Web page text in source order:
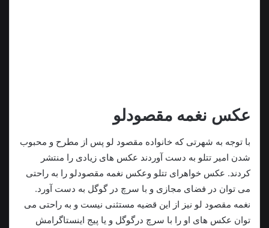
عکس نغمه مقصودلو
با توجه به شهرتی که خانواده مقصود لو پس از مطرح و محبوب
شدن امیر تتلو به دست آوردند عکس های زیادی را منتشر
کردند. عکس خواهرای تتلو وعکس نغمه مقصودلو را به راحتی
می توان در فضای مجازی و با سرچ در گوگل به دست آورد.
نغمه مقصود لو نیز از این قضیه مستثنی نیست و به راحتی می
توان عکس های او را با سرچ درگوگل و یا پیج اینستاگرامش